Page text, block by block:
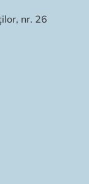
nr. 26